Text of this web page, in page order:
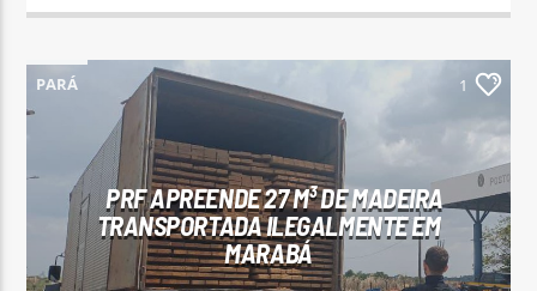
PARÁ 1
PRF APREENDE 27 M³ DE MADEIRA
TRANSPORTADA ILEGALMENTE EM
MARABÁ